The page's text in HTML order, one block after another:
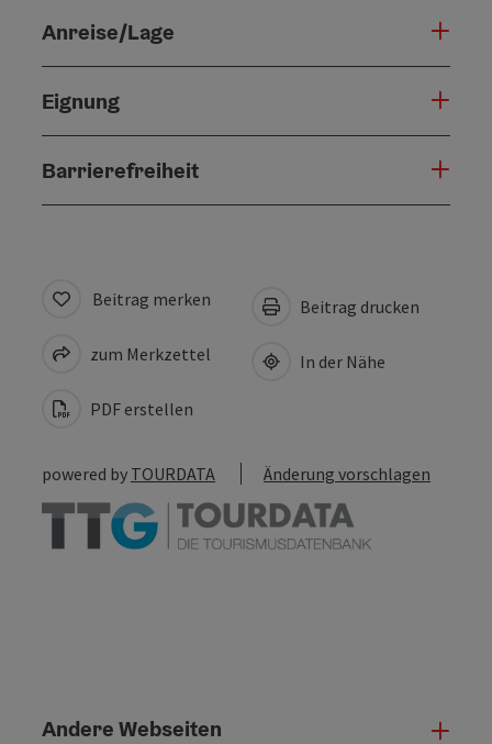
Anreise/Lage
Eignung
Barrierefreiheit
Beitrag merken
zum Merkzettel
PDF erstellen
Beitrag drucken
In der Nähe
powered by TOURDATA Änderung vorschlagen
Andere Webseiten